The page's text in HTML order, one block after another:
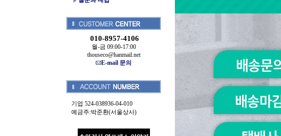
010-8957-4106
월-금 09:00-17:00
thouseco@hanmail.net
E-mail 문의
기업 524-038936-04-010
예금주:박준환(서울상사)